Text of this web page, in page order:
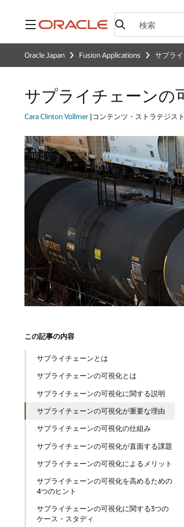
メニュー
Oracle Japan Fusion Applications サプラ
サプライチェーンの
Cara Clinton Vollmer |コンテンツ・ストラテジス
この記事の内容
サプライチェーンとは
サプライチェーンの可視化とは
サプライチェーンの可視化に関する説明
サプライチェーンの可視化が重要な理由
サプライチェーンの可視化の仕組み
サプライチェーンの可視化が直面する課題
サプライチェーンの可視化によるメリット
サプライチェーンの可視化を高めるための
4つのヒント
サプライチェーンの可視化に関する3つの
ケース・スタディ